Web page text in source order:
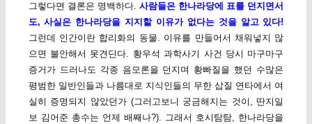
그렇다면 결론은 명백하다. 사람들은 한나라당에 표를 던지면서
도, 사실은 한나라당을 지지할 이유가 없다는 것을 알고 있다!
그런데 인간이란 합리화의 동물. 이유를 만들어서 채워넣지 않
으면 불안해서 못견딘다. 황우석 과학사기 사건 당시 마구마구
증거가 드러나도 각종 음모론을 던지며 황빠질을 했던 수많은
평범한 일반인들과 나름대로 지식인들의 무한 삽질 연타에서 여
실히 증명되지 않았던가 (그러고보니 궁금해지는 것이, 딴지일
보 김어준 총수는 언제 배째나?). 그래서 호시탐탐, 한나라당을